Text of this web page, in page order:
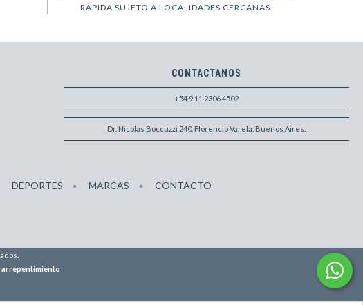
RÁPIDA SUJETO A LOCALIDADES CERCANAS
CONTACTANOS
+54 9 11 2306 4502
Dr. Nicolas Boccuzzi 240, Florencio Varela, Buenos Aires.
DEPORTES MARCAS CONTACTO
arrepentimiento